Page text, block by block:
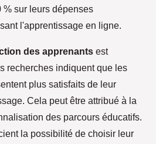
sur leurs dépenses
l'apprentissage en ligne.
des apprenants est
recherches indiquent que les
plus satisfaits de leur
Cela peut être attribué à la
des parcours éducatifs.
la possibilité de choisir leur